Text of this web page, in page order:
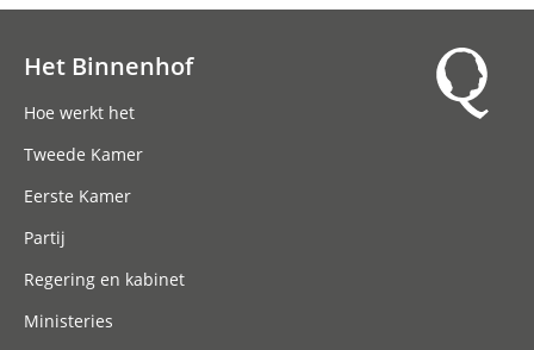
Het Binnenhof
Hoe werkt het
Tweede Kamer
Eerste Kamer
Partij
Regering en kabinet
Ministeries